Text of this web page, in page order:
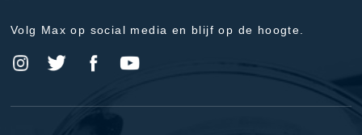
Volg Max op social media en blijf op de hoogte.